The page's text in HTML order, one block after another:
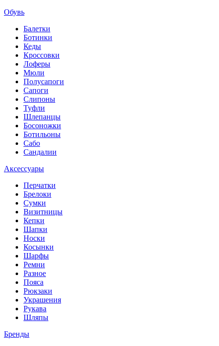
Обувь
Балетки
Ботинки
Кеды
Кроссовки
Лоферы
Мюли
Полусапоги
Сапоги
Слипоны
Туфли
Шлепанцы
Босоножки
Ботильоны
Сабо
Сандалии
Аксессуары
Перчатки
Брелоки
Сумки
Визитницы
Кепки
Шапки
Носки
Косынки
Шарфы
Ремни
Разное
Пояса
Рюкзаки
Украшения
Рукава
Шляпы
Бренды